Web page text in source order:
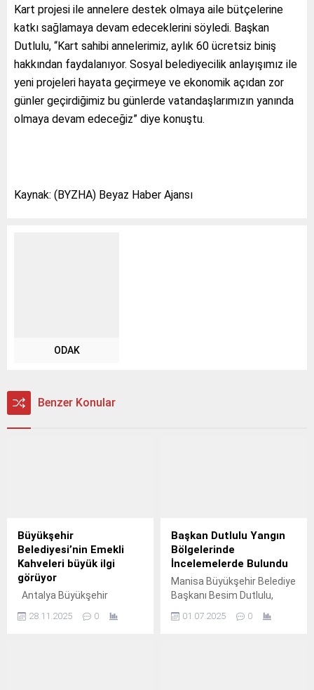
Kart projesi ile annelere destek olmaya aile bütçelerine
katkı sağlamaya devam edeceklerini söyledi. Başkan
Dutlulu, “Kart sahibi annelerimiz, aylık 60 ücretsiz biniş
hakkından faydalanıyor. Sosyal belediyecilik anlayışımız ile
yeni projeleri hayata geçirmeye ve ekonomik açıdan zor
günler geçirdiğimiz bu günlerde vatandaşlarımızın yanında
olmaya devam edeceğiz” diye konuştu.
Kaynak: (BYZHA) Beyaz Haber Ajansı
ODAK
Benzer Konular
Büyükşehir
Belediyesi’nin Emekli
Kahveleri büyük ilgi
görüyor
Antalya Büyükşehir
özel olarak 2022 yılında
28.11.2025 0
Başkan Dutlulu Yangın
Bölgelerinde
İncelemelerde Bulundu
Manisa Büyükşehir Belediye
Başkanı Besim Dutlulu,
devam eden orman
01.07.2025 0